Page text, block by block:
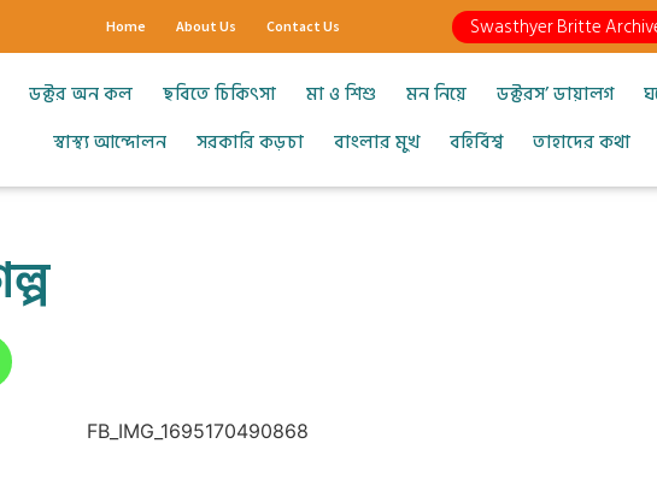
Home About Us Contact Us Swasthyer Britte
ডক্টর অন কল ছবিতে চিকিৎসা মা ও শিশু মন নিয়ে ডক্টরস’ ডায়ালগ
স্বাস্থ্য আন্দোলন
সরকারি কড়চা বাংলার মুখ বহির্বিশ্ব তাহাদের কথা